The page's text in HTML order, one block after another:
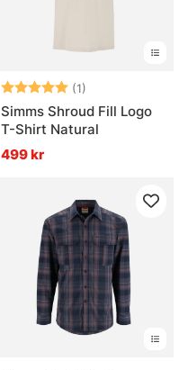
Betyg: (1)
Simms Shroud Fill Logo
T-Shirt Natural
499 kr